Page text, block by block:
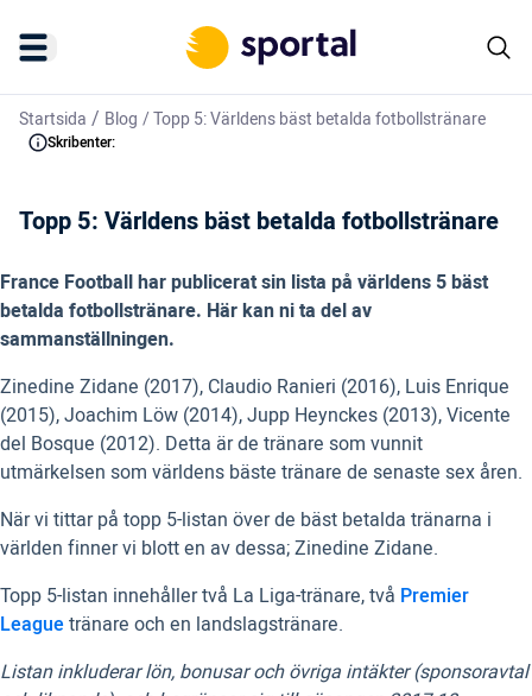
Startsida / Blog /Topp 5: Världens bäst betalda fotbollstränare
Skribenter:
Topp 5: Världens bäst betalda fotbollstränare
France Football har publicerat sin lista på världens 5 bäst
betalda fotbollstränare. Här kan ni ta del av
sammanställningen.
Zinedine Zidane (2017), Claudio Ranieri (2016), Luis Enrique
(2015), Joachim Löw (2014), Jupp Heynckes (2013), Vicente
del Bosque (2012). Detta är de tränare som vunnit
utmärkelsen som världens bäste tränare de senaste sex åren.
När vi tittar på topp 5-listan över de bäst betalda tränarna i
världen finner vi blott en av dessa; Zinedine Zidane.
Topp 5-listan innehåller två La Liga-tränare, två Premier
Leaguetränare och en landslagstränare.
Listan inkluderar lön, bonusar och övriga intäkter (sponsoravtal